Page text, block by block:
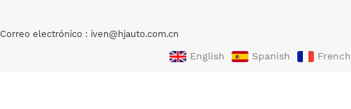
Correo electrónico : iven@hjauto.com.cn
English Spanish French